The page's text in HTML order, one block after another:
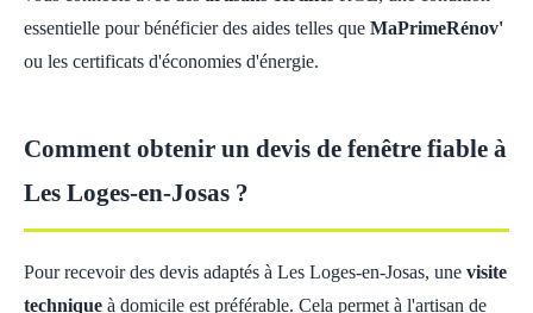
essentielle pour bénéficier des aides telles que MaPrimeRénov'
ou les certificats d'économies d'énergie.
Comment obtenir un devis de fenêtre fiable à
Les Loges-en-Josas ?
Pour recevoir des devis adaptés à Les Loges-en-Josas, une visite
technique à domicile est préférable. Cela permet à l'artisan de